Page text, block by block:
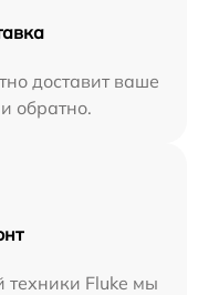
доставит ваше
обратно.
техники Fluke мы